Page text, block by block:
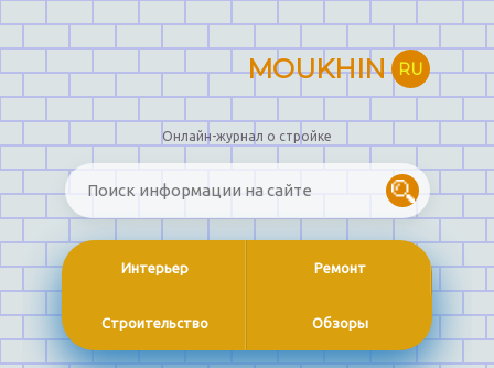
MOUKHIN RU
Онлайн-журнал о стройке
Интерьер Ремонт
Строительство Обзоры